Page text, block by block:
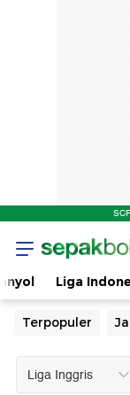
Liga
Terpopuler